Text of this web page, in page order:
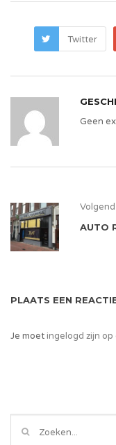
Twitter
Geen
AUTO
PLAATS EEN
Je moetingelogd zijn op